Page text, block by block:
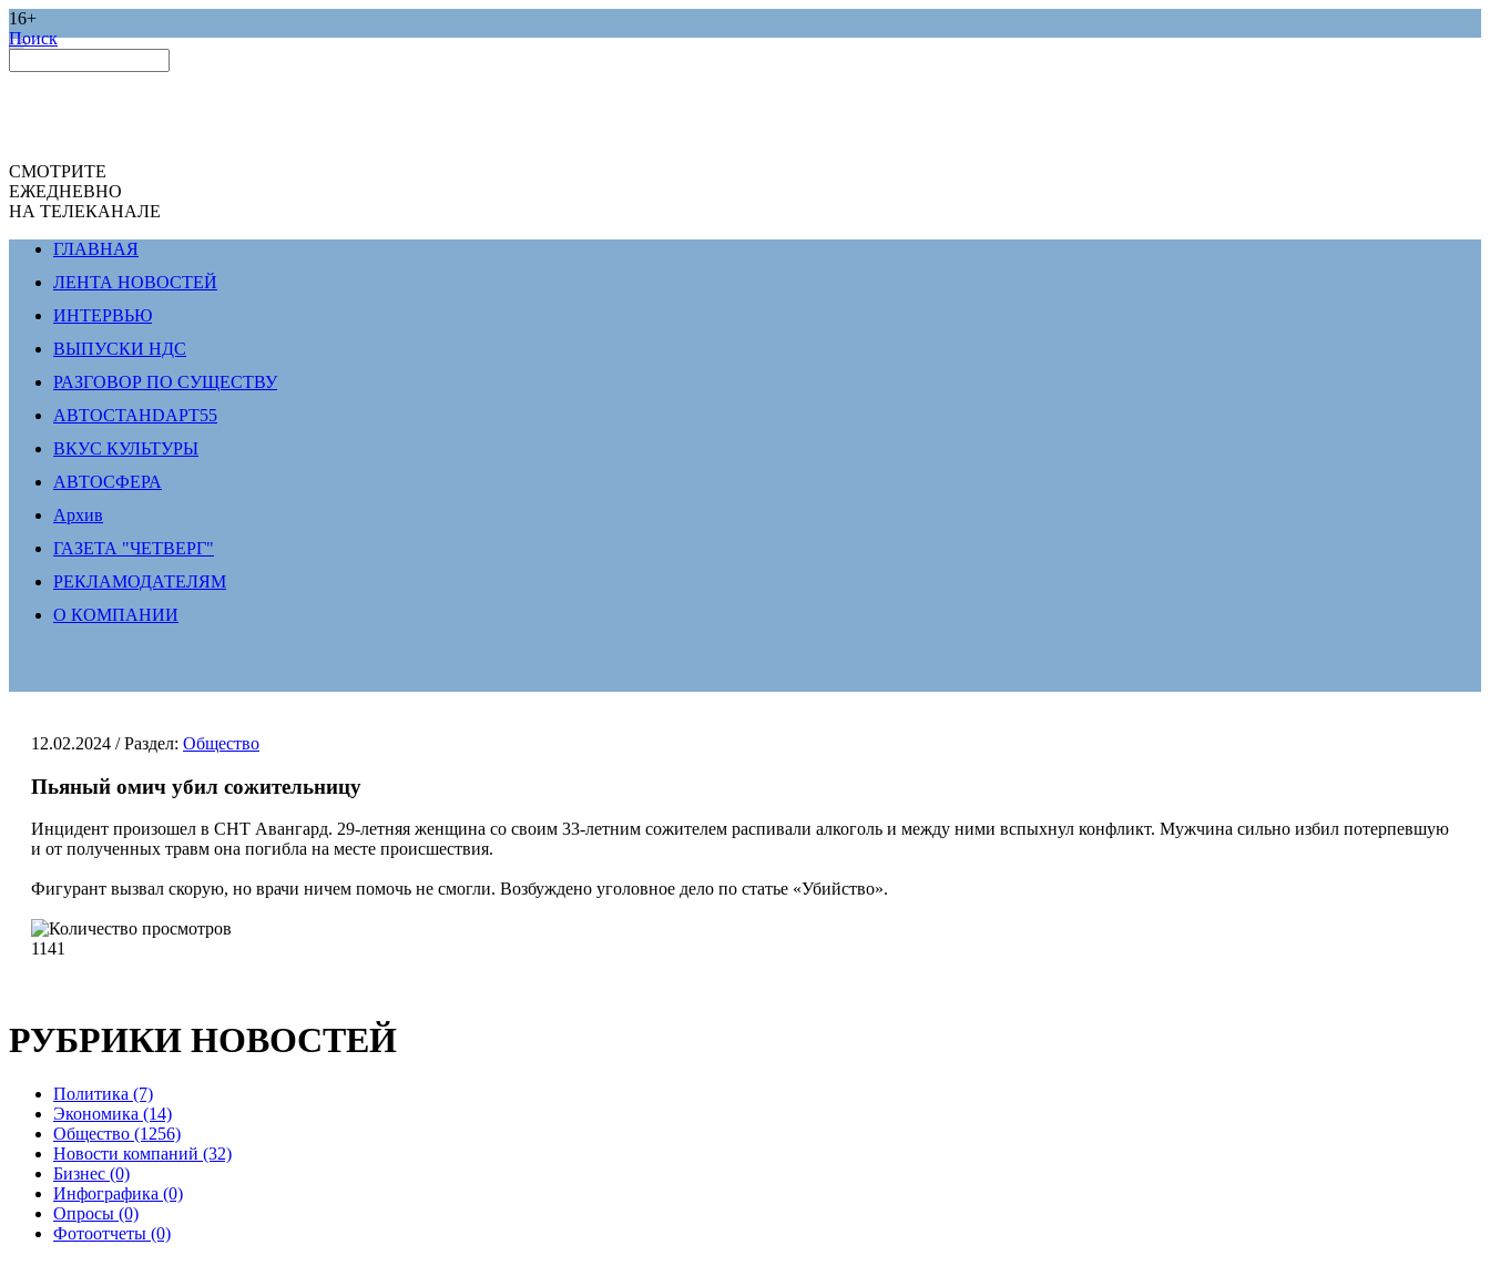
16+
Поиск
СМОТРИТЕ
ЕЖЕДНЕВНО
НА ТЕЛЕКАНАЛЕ
ГЛАВНАЯ
ЛЕНТА НОВОСТЕЙ
ИНТЕРВЬЮ
ВЫПУСКИ НДС
РАЗГОВОР ПО СУЩЕСТВУ
АВТОСТАНDАРТ55
ВКУС КУЛЬТУРЫ
АВТОСФЕРА
Архив
ГАЗЕТА "ЧЕТВЕРГ"
РЕКЛАМОДАТЕЛЯМ
О КОМПАНИИ
12.02.2024 / Раздел: Общество
Пьяный омич убил сожительницу
Инцидент произошел в СНТ Авангард. 29-летняя женщина со своим 33-летним сожителем распивали алкоголь и между ними вспыхнул конфликт. Мужчина сильно избил потерпевшую
и от полученных травм она погибла на месте происшествия.
Фигурант вызвал скорую, но врачи ничем помочь не смогли. Возбуждено уголовное дело по статье «Убийство».
1141
РУБРИКИ НОВОСТЕЙ
Политика (7)
Экономика (14)
Общество (1256)
Новости компаний (32)
Бизнес (0)
Инфографика (0)
Опросы (0)
Фотоотчеты (0)